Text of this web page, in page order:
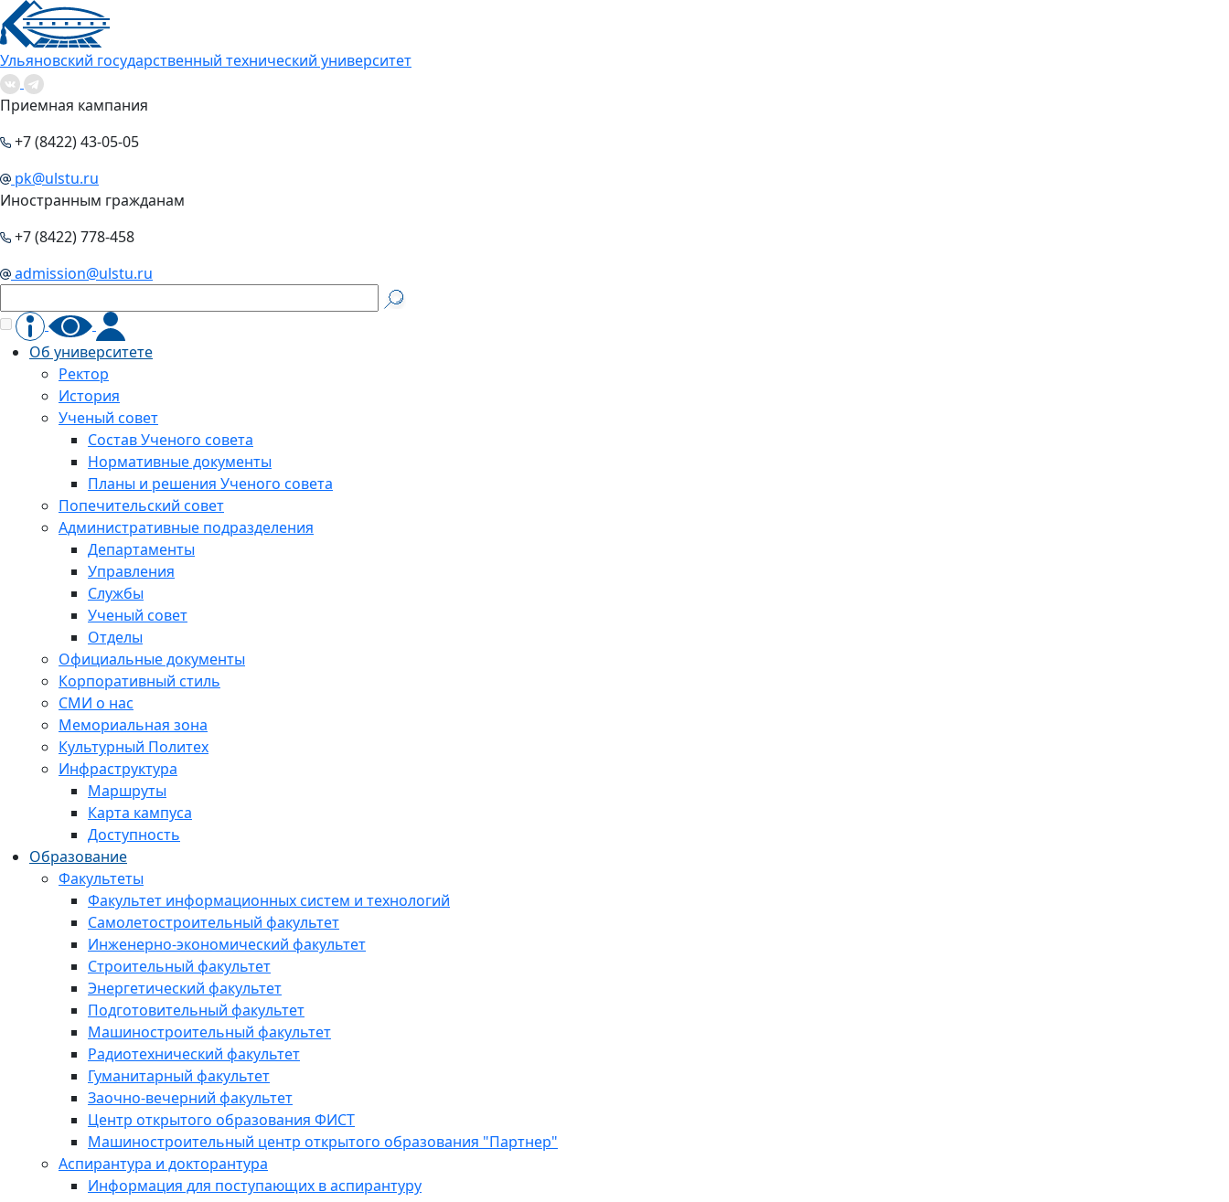
Ульяновский государственный технический университет
Приемная кампания
+7 (8422) 43-05-05
pk@ulstu.ru
Иностранным гражданам
+7 (8422) 778-458
admission@ulstu.ru
Об университете
Ректор
История
Ученый совет
Состав Ученого совета
Нормативные документы
Планы и решения Ученого совета
Попечительский совет
Административные подразделения
Департаменты
Управления
Службы
Ученый совет
Отделы
Официальные документы
Корпоративный стиль
СМИ о нас
Мемориальная зона
Культурный Политех
Инфраструктура
Маршруты
Карта кампуса
Доступность
Образование
Факультеты
Факультет информационных систем и технологий
Самолетостроительный факультет
Инженерно-экономический факультет
Строительный факультет
Энергетический факультет
Подготовительный факультет
Машиностроительный факультет
Радиотехнический факультет
Гуманитарный факультет
Заочно-вечерний факультет
Центр открытого образования ФИСТ
Машиностроительный центр открытого образования "Партнер"
Аспирантура и докторантура
Информация для поступающих в аспирантуру